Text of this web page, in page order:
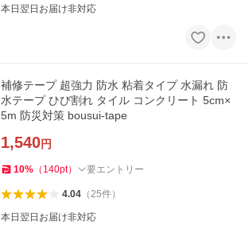
本日翌日お届け非対応
補修テープ 超強力 防水 粘着タイプ 水漏れ 防
水テープ ひび割れ タイル コンクリート 5cm×
5m 防災対策 bousui-tape
1,540円
10% （ 140pt） 要エントリー
4.04（25件）
本日翌日お届け非対応